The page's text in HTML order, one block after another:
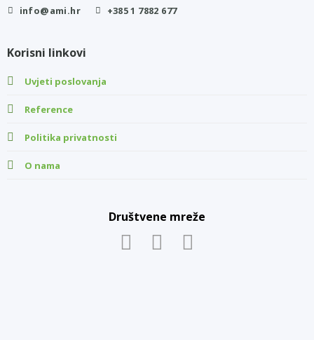
info@ami.hr +385 1 7882 677
Korisni linkovi
Uvjeti poslovanja
Reference
Politika privatnosti
O nama
Društvene mreže